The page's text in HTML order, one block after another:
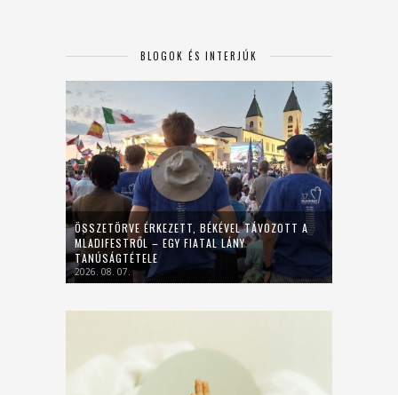
BLOGOK ÉS INTERJÚK
ÖSSZETÖRVE ÉRKEZETT, BÉKÉVEL TÁVOZOTT A
MLADIFESTRŐL – EGY FIATAL LÁNY
TANÚSÁGTÉTELE
2026. 08. 07.